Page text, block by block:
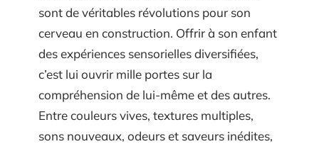
sont de véritables révolutions pour son
cerveau en construction. Offrir à son enfant
des expériences sensorielles diversifiées,
c’est lui ouvrir mille portes sur la
compréhension de lui-même et des autres.
Entre couleurs vives, textures multiples,
sons nouveaux, odeurs et saveurs inédites,